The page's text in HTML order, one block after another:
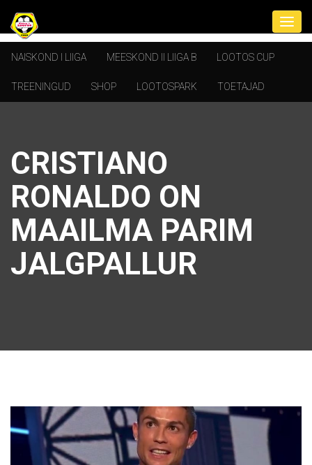
NAISKOND I LIIGA MEESKOND II LIIGA B LOOTOS CUP
TREENINGUD SHOP LOOTOSPARK TOETAJAD
CRISTIANO
RONALDO ON
MAAILMA PARIM
JALGPALLUR